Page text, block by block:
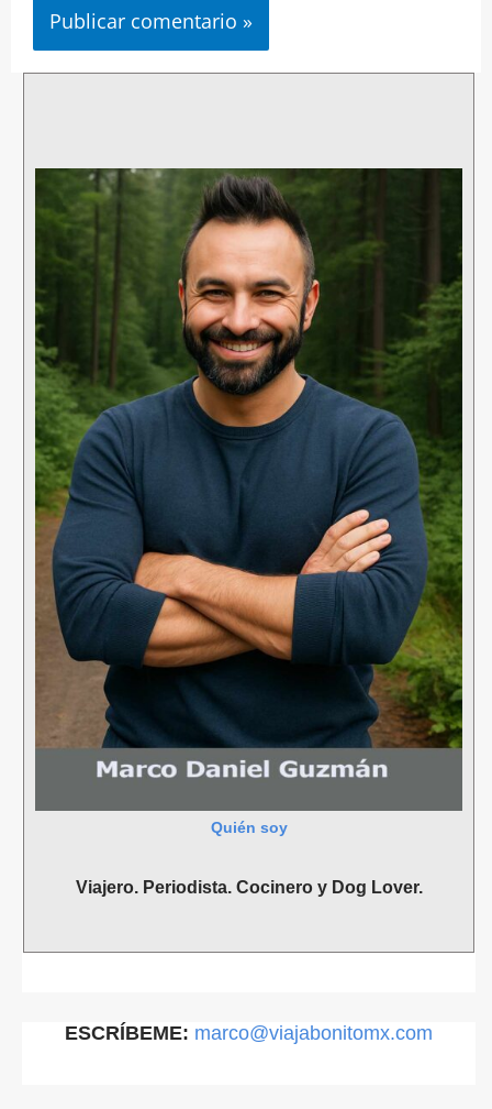
Quién soy
Viajero. Periodista. Cocinero y Dog Lover.
ESCRÍBEME: marco@viajabonitomx.com